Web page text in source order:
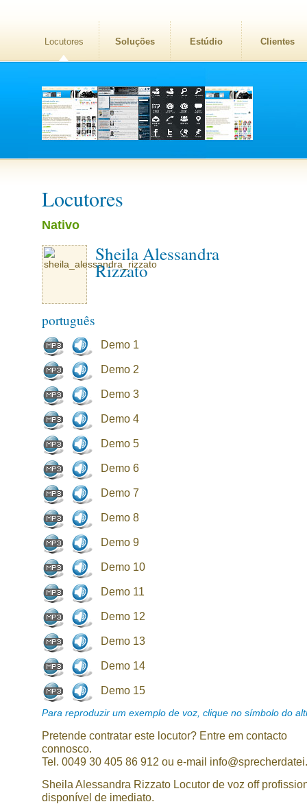
Locutores Soluções Estúdio Clientes
Locutores
Nativo
Sheila Alessandra
Rizzato
português
Demo 1
Demo 2
Demo 3
Demo 4
Demo 5
Demo 6
Demo 7
Demo 8
Demo 9
Demo 10
Demo 11
Demo 12
Demo 13
Demo 14
Demo 15
Para reproduzir um exemplo de voz, clique no símbolo do
Pretende contratar este locutor? Entre em contacto
connosco.
Tel. 0049 30 405 86 912 ou e-mail
Sheila Alessandra Rizzato Locutor de voz off
disponível de imediato.